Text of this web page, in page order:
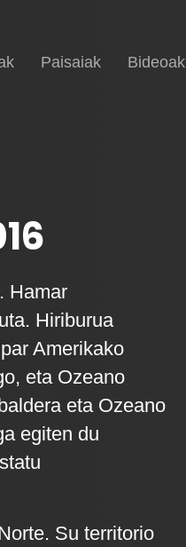
Hasiera
Paisaiak Bideoak
Hamar
Hiriburua
Amerikako
eta Ozeano
eta Ozeano
egiten du
Su territorio